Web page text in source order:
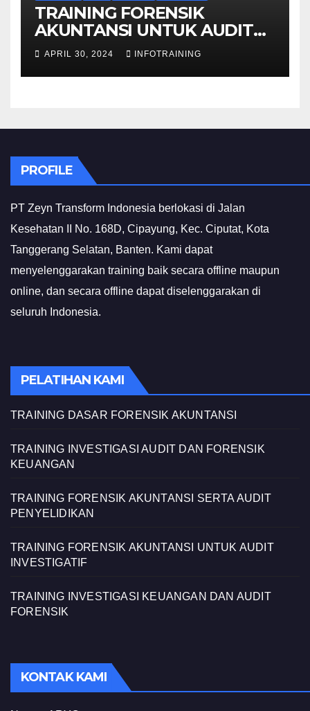
TRAINING FORENSIK
AKUNTANSI UNTUK AUDIT
INVESTIGATIF
APRIL 30, 2024 INFOTRAINING
PROFILE
PT Zeyn Transform Indonesia berlokasi di Jalan
Kesehatan II No. 168D, Cipayung, Kec. Ciputat, Kota
Tanggerang Selatan, Banten. Kami dapat
menyelenggarakan training baik secara offline maupun
online, dan secara offline dapat diselenggarakan di
seluruh Indonesia.
PELATIHAN KAMI
TRAINING DASAR FORENSIK AKUNTANSI
TRAINING INVESTIGASI AUDIT DAN FORENSIK
KEUANGAN
TRAINING FORENSIK AKUNTANSI SERTA AUDIT
PENYELIDIKAN
TRAINING FORENSIK AKUNTANSI UNTUK AUDIT
INVESTIGATIF
TRAINING INVESTIGASI KEUANGAN DAN AUDIT
FORENSIK
KONTAK KAMI